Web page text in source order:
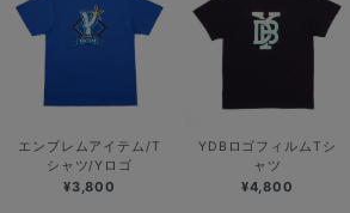
エンブレムアイテム/T
シャツ/Yロゴ
¥3,800
YDBロゴフィルムTシ
ャツ
¥4,800